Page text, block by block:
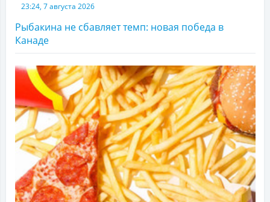
23:24, 7 августа 2026
Рыбакина не сбавляет темп: новая победа в
Канаде